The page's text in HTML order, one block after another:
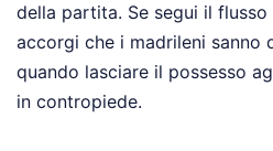
della partita. Se segui il
accorgi che i madrileni sanno
quando lasciare il possesso
in contropiede.